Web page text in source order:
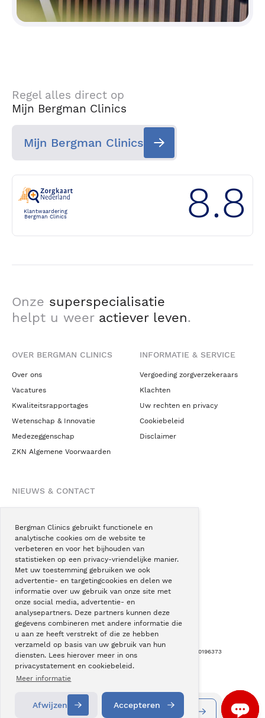
Bergman Clinics gebruikt functionele en
analytische cookies om de website te
verbeteren en voor het bijhouden van
statistieken op een privacy-vriendelijke manier.
Met uw toestemming gebruiken we ook
advertentie- en targetingcookies en delen we
informatie over uw gebruik van onze site met
onze social media, advertentie- en
analysepartners. Deze partners kunnen deze
gegevens combineren met andere informatie die
u aan ze heeft verstrekt of die ze hebben
verzameld op basis van uw gebruik van hun
diensten. Lees hierover meer in ons
privacystatement en cookiebeleid.
Meer informatie
Afwijzen Accepteren
Regel alles direct op
Mijn Bergman Clinics
Mijn Bergman Clinics
Klantwaardering
Bergman Clinics
8.8
Onze superspecialisatie
helpt u weer actiever leven.
OVER BERGMAN CLINICS
Over ons
Vacatures
Kwaliteitsrapportages
Wetenschap & Innovatie
Medezeggenschap
ZKN Algemene Voorwaarden
INFORMATIE & SERVICE
Vergoeding zorgverzekeraars
Klachten
Uw rechten en privacy
Cookiebeleid
Disclaimer
NIEUWS & CONTACT
Blogs
Podcast
Pressroom
Instagram
Facebook
LinkedIn
Copyright © Bergman Clinics 2026 KVK nummer: 30196373
Alle behandelingen